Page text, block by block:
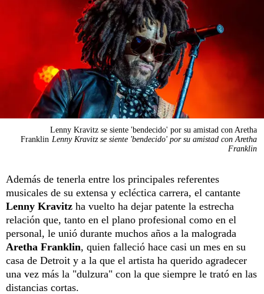
Lenny Kravitz se siente 'bendecido' por su amistad con Aretha
Franklin Lenny Kravitz se siente 'bendecido' por su amistad con Aretha
Franklin
Además de tenerla entre los principales referentes
musicales de su extensa y ecléctica carrera, el cantante
Lenny Kravitz ha vuelto ha dejar patente la estrecha
relación que, tanto en el plano profesional como en el
personal, le unió durante muchos años a la malograda
Aretha Franklin, quien falleció hace casi un mes en su
casa de Detroit y a la que el artista ha querido agradecer
una vez más la "dulzura" con la que siempre le trató en las
distancias cortas.